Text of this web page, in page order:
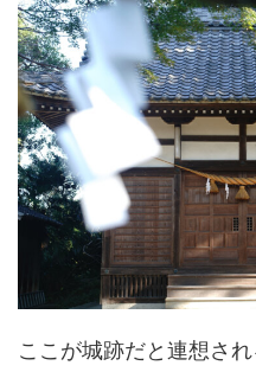
ここが城跡だと連想さ